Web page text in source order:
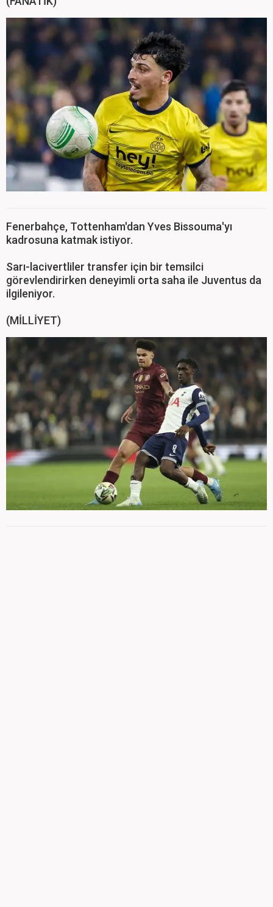
Fenerbahçe, Tottenham'dan Yves Bissouma'yı
kadrosuna katmak istiyor.
Sarı-lacivertliler transfer için bir temsilci
görevlendirirken deneyimli orta saha ile Juventus da
ilgileniyor.
(MİLLİYET)